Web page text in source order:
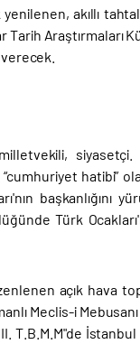
yenilenen, akıllı
Araştırmaları
hatibi”
Türk
açık hava
Meclis-i
III. T.B.M.M"de